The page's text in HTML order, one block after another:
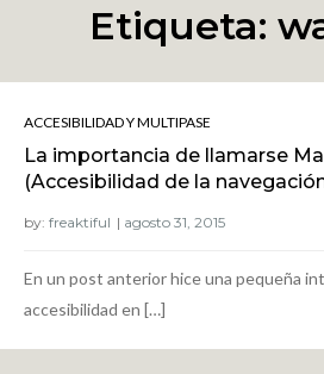
Etiqueta:
ACCESIBILIDAD Y MULTIPASE
La importancia de llamarse
(Accesibilidad de la
by: freaktiful
En un post anterior hice una pequeña
accesibilidad en […]